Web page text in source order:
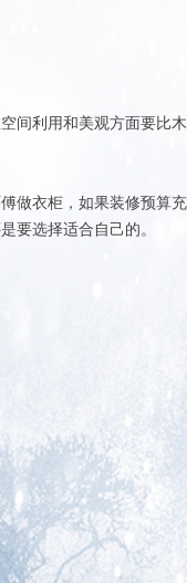
间利用和美观方面要比木
做衣柜，如果装修预算充
要选择适合自己的。